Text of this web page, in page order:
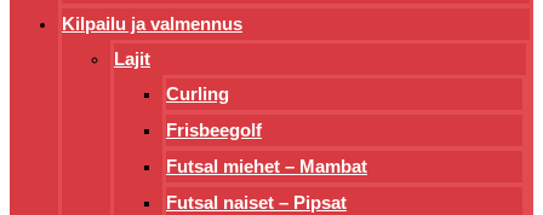
Kilpailu ja valmennus
Lajit
Curling
Frisbeegolf
Futsal miehet – Mambat
Futsal naiset – Pipsat